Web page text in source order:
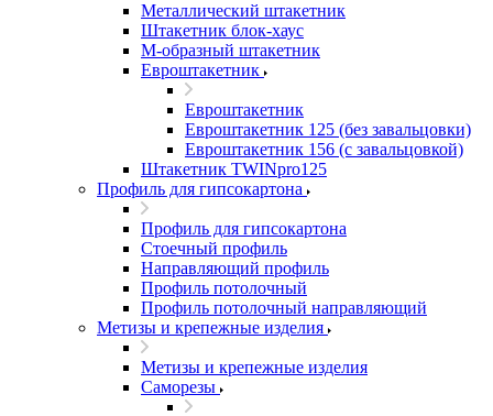
Металлический штакетник
Штакетник блок-хаус
М-образный штакетник
Евроштакетник
Евроштакетник
Евроштакетник 125 (без завальцовки)
Евроштакетник 156 (с завальцовкой)
Штакетник TWINpro125
Профиль для гипсокартона
Профиль для гипсокартона
Стоечный профиль
Направляющий профиль
Профиль потолочный
Профиль потолочный направляющий
Метизы и крепежные изделия
Метизы и крепежные изделия
Саморезы